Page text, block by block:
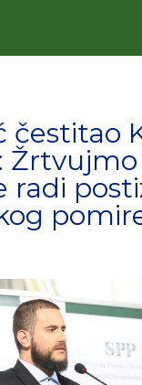
čestitao
radi